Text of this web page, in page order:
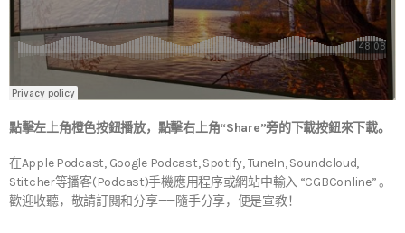
點擊左上角橙色按鈕播放，點擊右上角“Share”旁的下載按鈕來下載。
在Apple Podcast, Google Podcast, Spotify, TuneIn, Soundcloud,
Stitcher等播客(Podcast)手機應用程序或網站中輸入 “CGBConline” 。
歡迎收聽，敬請訂閱和分享——隨手分享，便是宣教！